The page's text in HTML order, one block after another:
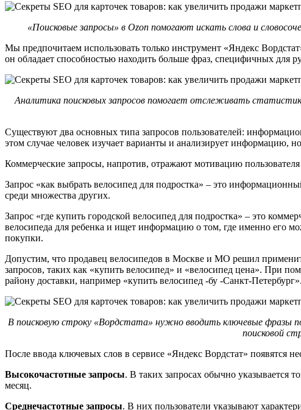
«Поисковые запросы» в Ozon помогают искать слова и
Мы предпочитаем использовать только инструмент «Яндекс
он обладает способностью находить больше фраз, специфичных для
Аналитика поисковых запросов помогает отслеживать
Существуют два основных типа запросов пользователей:
этом случае человек изучает варианты и анализирует информацию,
Коммерческие запросы, напротив, отражают мотивацию
Запрос «как выбрать велосипед для подростка» – это
среди множества других.
Запрос «где купить городской велосипед для подростка» – это
велосипеда для ребенка и ищет информацию о том, где именно его
покупки.
Допустим, что продавец велосипедов в Москве и МО решил
запросов, таких как «купить велосипед» и «велосипед цена». При
району доставки, например «купить велосипед -бу -Санкт-
В поисковую строку «Вордстата» нужно вводить ключевые фразы
поисковой
После ввода ключевых слов в сервисе «Яндекс Вордстат» появятся
Высокочастотные запросы. В таких запросах обычно указывается
месяц.
Среднечастотные запросы. В них пользователи указывают